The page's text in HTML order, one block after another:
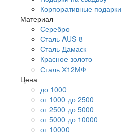
Корпоративные подарки
Материал
Серебро
Сталь AUS-8
Сталь Дамаск
Красное золото
Сталь Х12МФ
Цена
до 1000
от 1000 до 2500
от 2500 до 5000
от 5000 до 10000
от 10000